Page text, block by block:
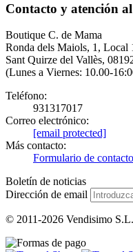
Contacto y atención
Boutique C. de Mama
Ronda dels Maiols, 1,
Sant Quirze del Vallès,
(Lunes a Viernes: 10.00-
Teléfono:
931317017
Correo electrónico:
[email protected]
Más contacto:
Formulario de contacto
Boletín de noticias
Dirección de email
© 2011-2026 Vendisimo S.L.